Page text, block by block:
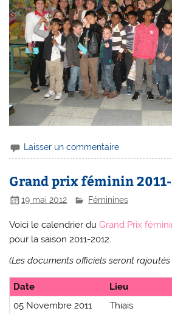
Laisser un commentaire
Grand prix féminin
19 mai 2012 Féminines
Voici le calendrier duGrand Prix
pour la saison 2011-2012.
(Les documents officiels seront
Date Lieu
05 Novembre 2011
Thiais